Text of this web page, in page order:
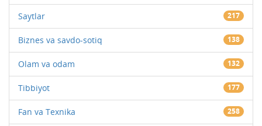
Saytlar 217
Biznes va savdo-sotiq 138
Olam va odam 132
Tibbiyot 177
Fan va Texnika 258